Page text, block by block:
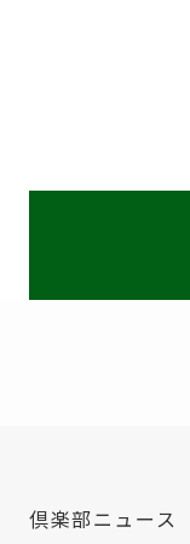
倶楽部ニュース